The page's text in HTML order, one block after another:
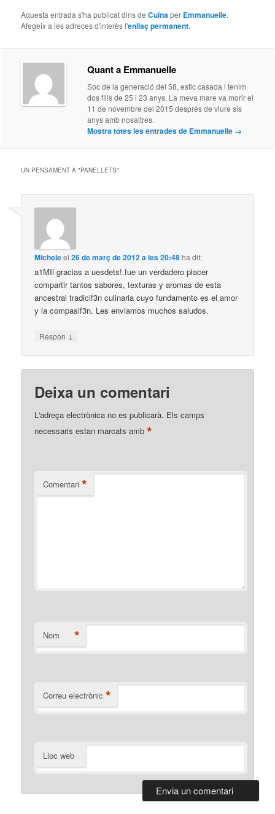
Aquesta entrada s'ha publicat dins deCuinaper Emmanuelle.
Afegeix a les adreces d'interès l'enllaç permanent.
Quant a Emmanuelle
Soc de la generació del 58, estic casada i tenim
dos fills de 25 i 23 anys. La meva mare va morir el
11 de novembre del 2015 després de viure sis
anys amb nosaltres.
Mostra totes les entrades de Emmanuelle →
UN PENSAMENT A "PANELLETS"
Micheleel26 de març de 2012 a les 20:48ha dit:
a1MIl gracias a uesdets!.fue un verdadero placer
compartir tantos sabores, texturas y aromas de esta
ancestral tradicif3n culinaria cuyo fundamento es el amor
y la compasif3n. Les enviamos muchos saludos.
Respon ↓
Deixa un comentari
L'adreça electrònica no es publicarà. Els camps
necessaris estan marcats amb*
Comentari *
Nom *
Correu electrònic *
Lloc web